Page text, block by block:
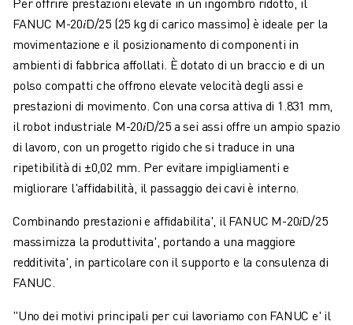
FANUC M-20𝑖D/25 (25 kg di carico massimo) è ideale per la
movimentazione e il posizionamento di componenti in
ambienti di fabbrica affollati. È dotato di un braccio e di un
polso compatti che offrono elevate velocità degli assi e
prestazioni di movimento. Con una corsa attiva di 1.831 mm,
il robot industriale M-20𝑖D/25 a sei assi offre un ampio spazio
di lavoro, con un progetto rigido che si traduce in una
ripetibilità di ±0,02 mm. Per evitare impigliamenti e
migliorare l'affidabilità, il passaggio dei cavi è interno.
Combinando prestazioni e affidabilita', il FANUC M-20𝑖D/25
massimizza la produttivita', portando a una maggiore
redditivita', in particolare con il supporto e la consulenza di
FANUC.
"Uno dei motivi principali per cui lavoriamo con FANUC e' il